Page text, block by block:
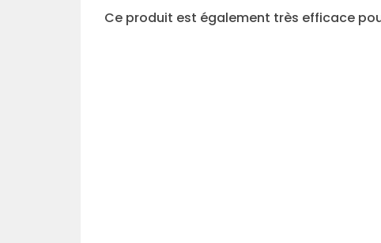
Ce produit est également très efficace